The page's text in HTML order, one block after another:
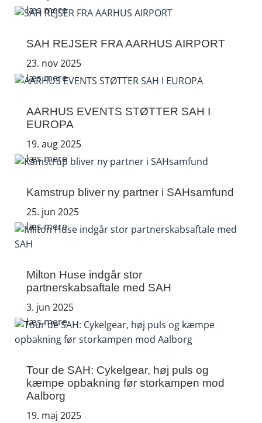
læs mere
SAH REJSER FRA AARHUS AIRPORT
23. nov 2025
læs mere
AARHUS EVENTS STØTTER SAH I
EUROPA
19. aug 2025
læs mere
Kamstrup bliver ny partner i SAHsamfund
25. jun 2025
læs mere
Milton Huse indgår stor
partnerskabsaftale med SAH
3. jun 2025
læs mere
Tour de SAH: Cykelgear, høj puls og
kæmpe opbakning før storkampen mod
Aalborg
19. maj 2025